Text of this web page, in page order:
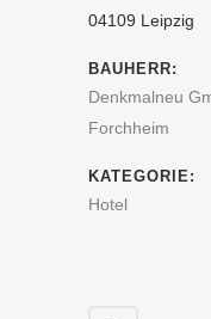
04109 Leipzig
BAUHERR:
Denkmalneu
Forchheim
KATEGORIE:
Hotel